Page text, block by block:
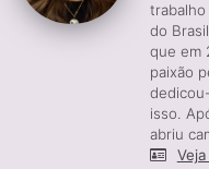
do
que em
paixão
isso.
abriu